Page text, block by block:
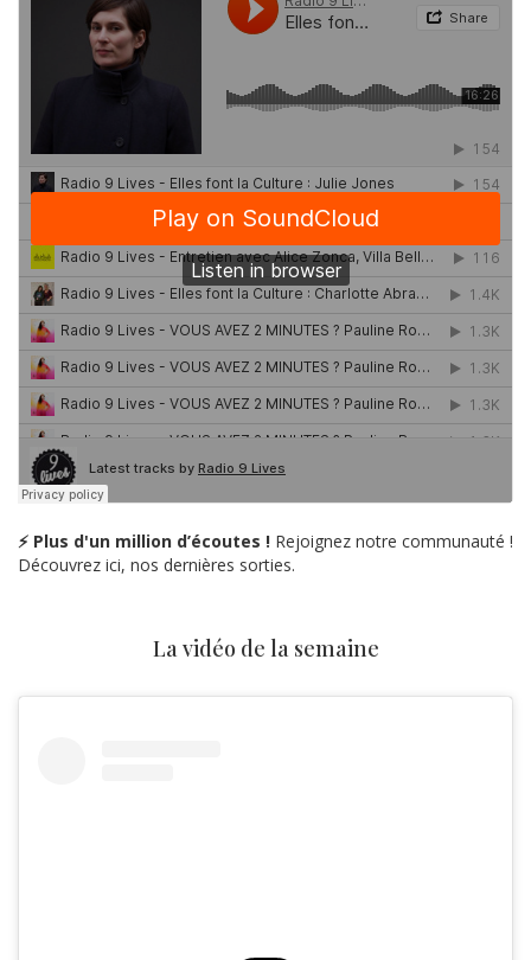
⚡ Plus d'un million d’écoutes ! Rejoignez notre communauté !
Découvrez ici, nos dernières sorties.
La vidéo de la semaine